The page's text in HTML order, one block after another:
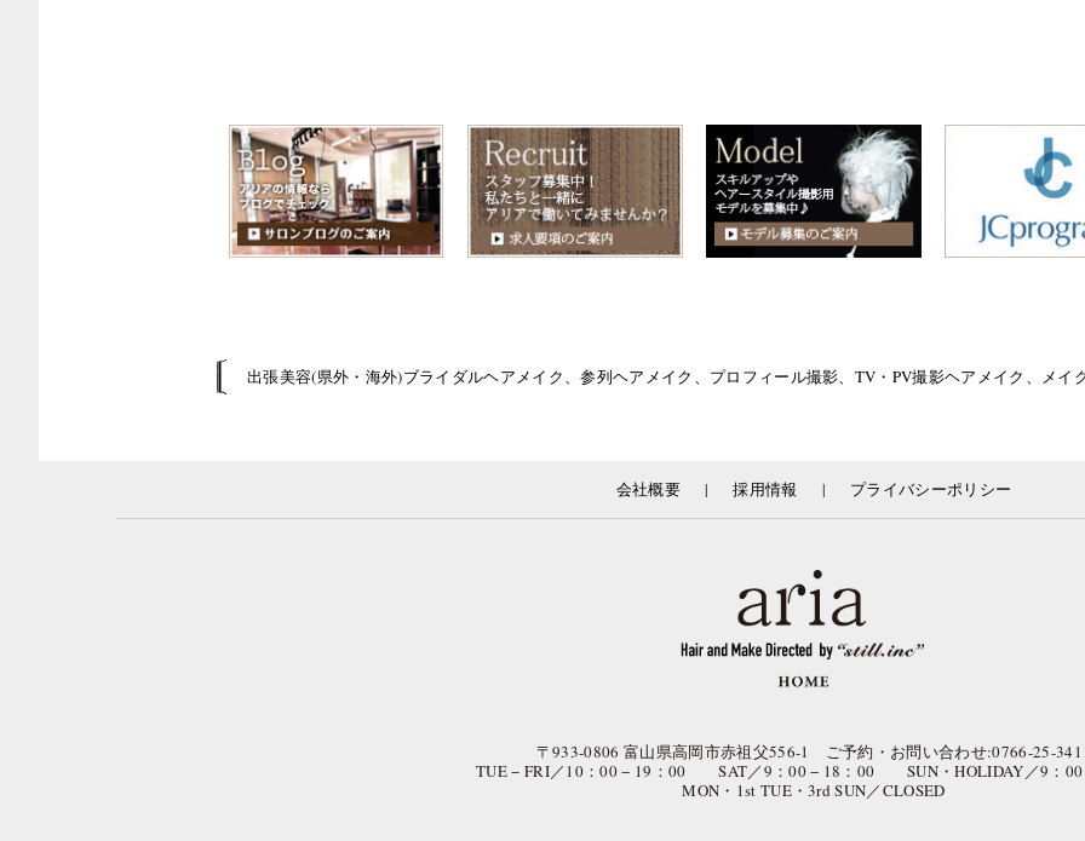
出張美容(県外・海外)ブライダルヘアメイク、参列ヘアメイク、プロフィール撮影、TV・PV撮影ヘアメイク、メイ
会社概要 | 採用情報 | プライバシーポリシー
〒933-0806 富山県高岡市赤祖父556-1 ご予約・お問い合わせ:0766-25-
TUE − FRI／10：00 − 19：00 SAT／9：00 − 18：00 SUN・HOLIDAY／9：00
MON・1st TUE・3rd SUN／CLOSED